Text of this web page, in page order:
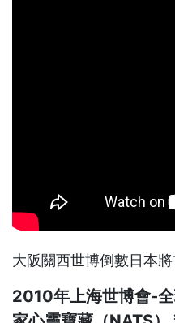
大阪關西世博倒數日本
2010年上海世博會-